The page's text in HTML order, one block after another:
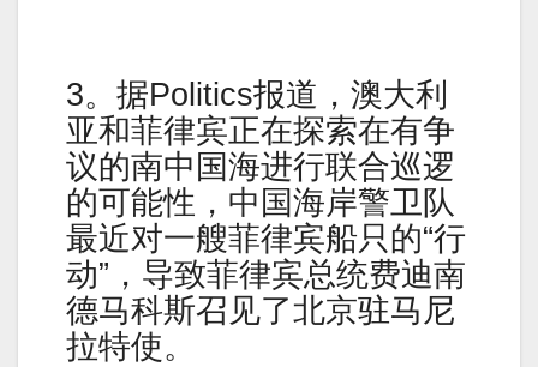
3。据Politics报道，澳大利
亚和菲律宾正在探索在有争
议的南中国海进行联合巡逻
的可能性，中国海岸警卫队
最近对一艘菲律宾船只的“行
动”，导致菲律宾总统费迪南
德马科斯召见了北京驻马尼
拉特使。